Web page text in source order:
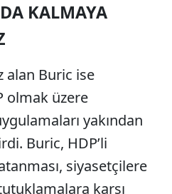
KALMAYA
alan Buric ise
olmak üzere
yakından
Buric, HDP’li
siyasetçilere
karşı